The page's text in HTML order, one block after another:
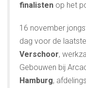
finalisten op het
16 november
dag voor de
Verschoor,
Gebouwen bij
Hamburg,